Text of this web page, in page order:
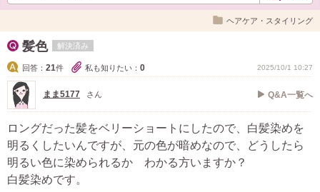
ヘアケア・スタイリング
髪色 解決済み
回答： 21件 私も知りたい： 0 2025/10/1 10:27
まま5177 さん Q&A一覧へ
ロングだった髪をベリーショートにしたので、白髪染めを
明るくしたいんですが、元の色が暗めなので、どうしたら
明るい色に染められるか わかる方いますか？
白髪染めです。